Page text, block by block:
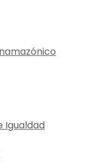
Igualdad